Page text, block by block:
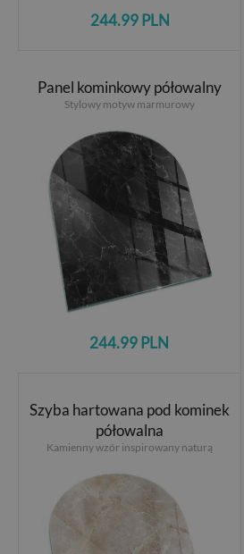
244.99 PLN
Panel kominkowy półowalny
Stylowy motyw marmurowy
244.99 PLN
Szyba hartowana pod kominek
półowalna
Kamienny wzór inspirowany naturą